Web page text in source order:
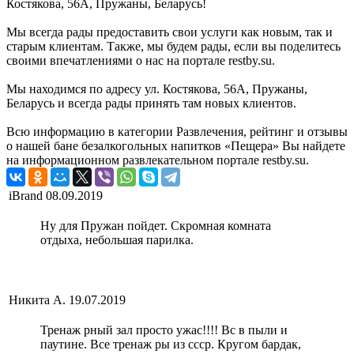
Костякова, 56А, Пружаны, Беларусь!
Мы всегда рады предоставить свои услуги как новым, так и
старым клиентам. Также, мы будем рады, если вы поделитесь
своими впечатлениями о нас на портале restby.su.
Мы находимся по адресу ул. Костякова, 56А, Пружаны,
Беларусь и всегда рады принять там новых клиентов.
Всю информацию в категории Развлечения, рейтинг и отзывы
о нашей бане безалкогольных напитков «Пещера» Вы найдете
на информационном развлекательном портале restby.su.
iBrand 08.09.2019
Ну для Пружан пойдет. Скромная комната
отдыха, небольшая парилка.
Никита А. 19.07.2019
Тренаж рный зал просто ужас!!!! Вс в пыли и
паутине. Все тренаж ры из ссср. Кругом бардак,